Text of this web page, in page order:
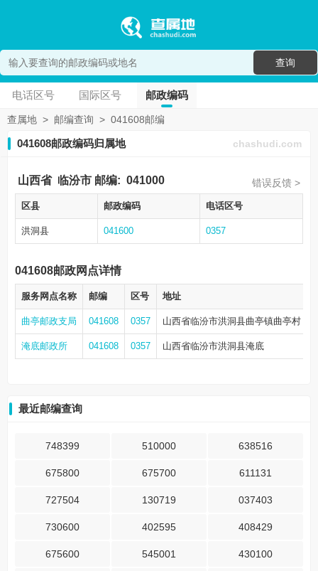
查询
电话区号 国际区号 邮政编码
查属地 > 邮编查询 > 041608邮编
041608邮政编码归属地 chashudi.com
山西省 临汾市 邮编: 041000 错误反馈 >
区县 邮政编码 电话区号
洪洞县 041600 0357
041608邮政网点详情
服务网点名称 邮编 区号 地址
曲亭邮政支局 041608 0357 山西省临汾市洪洞县曲亭镇曲亭村
淹底邮政所 041608 0357 山西省临汾市洪洞县淹底
最近邮编查询
748399 510000 638516
675800 675700 611131
727504 130719 037403
730600 402595 408429
675600 545001 430100